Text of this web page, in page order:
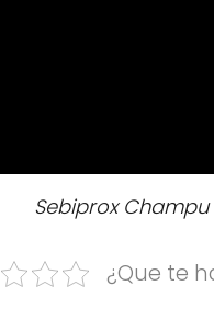
Sebiprox
¿Que te